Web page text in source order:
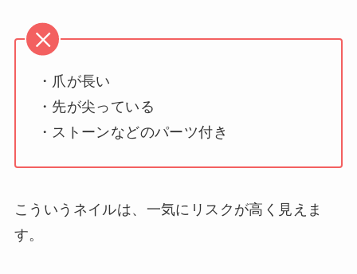
・爪が長い
・先が尖っている
・ストーンなどのパーツ付き
こういうネイルは、一気にリスクが高く見えま
す。